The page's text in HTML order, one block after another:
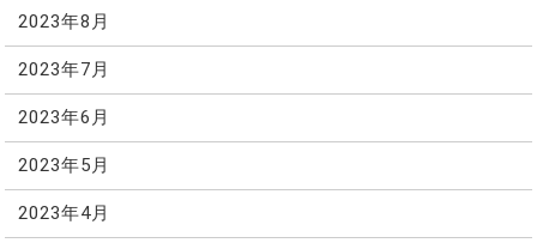
2023年8月
2023年7月
2023年6月
2023年5月
2023年4月